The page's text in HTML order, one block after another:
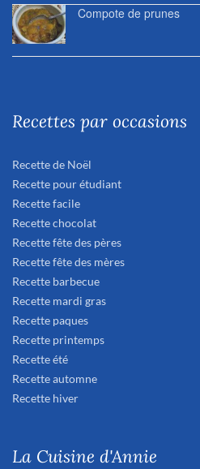
Compote de prunes
Recettes par occasions
Recette de Noël
Recette pour étudiant
Recette facile
Recette chocolat
Recette fête des pères
Recette fête des mères
Recette barbecue
Recette mardi gras
Recette paques
Recette printemps
Recette été
Recette automne
Recette hiver
La Cuisine d'Annie